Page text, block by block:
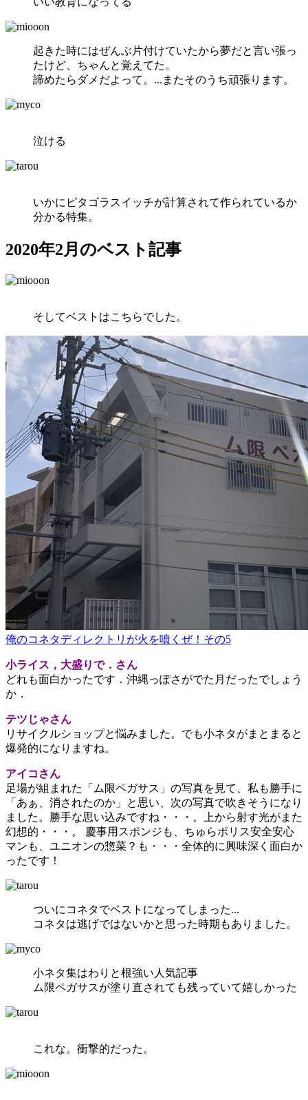
起きた時にはぜんぶ片付けていたから夢だと言い張っ
たけど、ちゃんと覚えてた。
諦めたらダメだよって。...またそのうち頑張ります。
泣ける
いかにピタゴラスイッチが計算されて作られているか
分かる特集。
2020年2月のベスト記事
そしてベストはこちらでした。
俺のコネタディレクトリが火を噴くぜ！その5
小ライス，大盛りで．さん
どれも面白かったです．沖縄っぽさがでた月だったでしょう
か．
テツじゃさん
リサイクルショップと悩みました。でも小ネタがまとまると
爆発的になりますね。
アイコさん
足場が組まれた「ム限ペガサス」の写真を見て、私も勝手に
「あぁ、消されたのか」と思い、次の写真で吹きそうになり
ました。勝手な思い込みですね・・・。上から射す光がまた
幻想的・・・。 慶事用スポンジも、ちゅらポリス安全安心
マンも、ユニオンの惣菜？も・・・全体的に興味深く面白か
ったです！
ついにコネタでベストになってしまった...
コネタは逃げではないかと思った時期もありました。
小ネタ集はわりと根強い人気記事
ム限ペガサスが塗り直されても残っていて嬉しかった
これな。衝撃的だった。